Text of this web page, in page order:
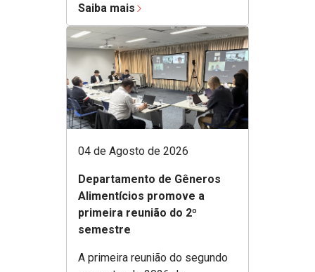
Saiba mais
04 de Agosto de 2026
Departamento de Gêneros
Alimentícios promove a
primeira reunião do 2º
semestre
A primeira reunião do segundo